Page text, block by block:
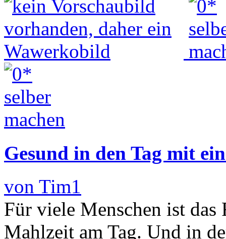
Gesund in den Tag mit
von Tim1
Für viele Menschen ist
Mahlzeit am Tag. Und in